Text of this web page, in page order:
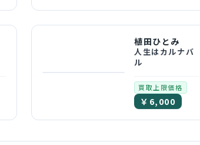
植田ひとみ
人生はカルナバ
ル
買取上限価格
￥6,000